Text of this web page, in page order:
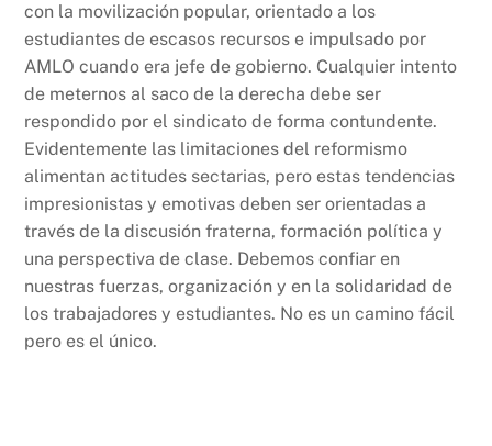
con la movilización popular, orientado a los
estudiantes de escasos recursos e impulsado por
AMLO cuando era jefe de gobierno. Cualquier intento
de meternos al saco de la derecha debe ser
respondido por el sindicato de forma contundente.
Evidentemente las limitaciones del reformismo
alimentan actitudes sectarias, pero estas tendencias
impresionistas y emotivas deben ser orientadas a
través de la discusión fraterna, formación política y
una perspectiva de clase. Debemos confiar en
nuestras fuerzas, organización y en la solidaridad de
los trabajadores y estudiantes. No es un camino fácil
pero es el único.